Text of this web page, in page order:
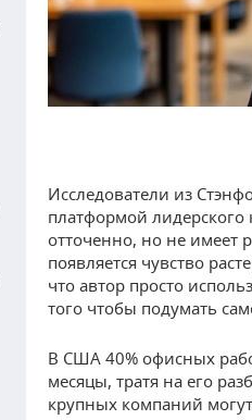
Исследователи из
платформой лидерского
отточенно, но не имеет
появляется чувство
что автор просто
того чтобы подумать
В США 40% офисных
месяцы, тратя на его
крупных компаний